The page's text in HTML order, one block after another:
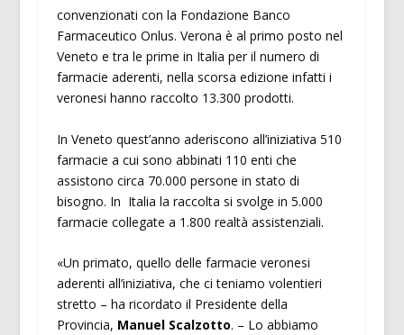
convenzionati con la Fondazione Banco
Farmaceutico Onlus. Verona è al primo posto nel
Veneto e tra le prime in Italia per il numero di
farmacie aderenti, nella scorsa edizione infatti i
veronesi hanno raccolto 13.300 prodotti.
In Veneto quest’anno aderiscono all’iniziativa 510
farmacie a cui sono abbinati 110 enti che
assistono circa 70.000 persone in stato di
bisogno. In Italia la raccolta si svolge in 5.000
farmacie collegate a 1.800 realtà assistenziali.
«Un primato, quello delle farmacie veronesi
aderenti all’iniziativa, che ci teniamo volentieri
stretto – ha ricordato il Presidente della
Provincia, Manuel Scalzotto. – Lo abbiamo